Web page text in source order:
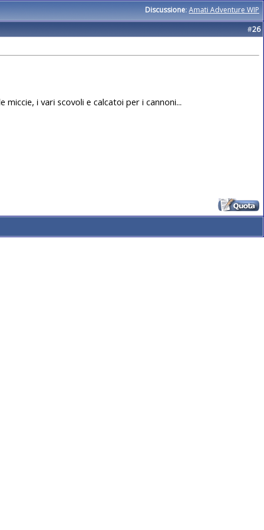
Discussione: Amati Adventure WIP
#26
i vari scovoli e calcatoi per i cannoni...